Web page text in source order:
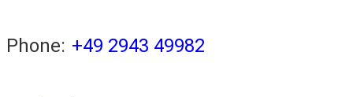
Phone: +49 2943 49982